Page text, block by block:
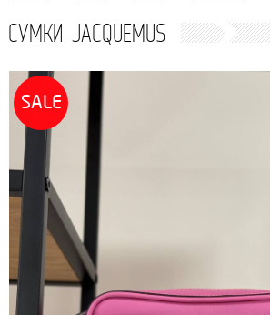
СУМКИ JACQUEMUS
SALE